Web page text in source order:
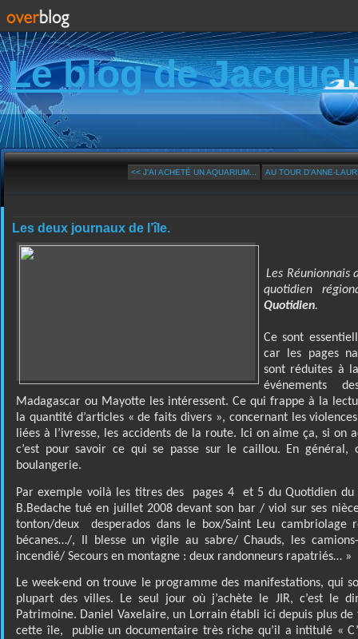
Le blog de
<< J'AI ACHETÉ UN AQUARIUM... AU TOUR D'ANNE-
Les deux journaux de l’île.
Les Réunionnais
quotidien
Quotidien.
Ce sont
car les pages
sont réduites à
événements
Madagascar ou Mayotte les intéressent. Ce qui frappe à la
la quantité d’articles « de faits divers », concernant les
liées à l’ivresse, les accidents de la route. Ici on aime ça, si on
c’est pour savoir ce qui se passe sur le caillou. En
boulangerie.
Par exemple voilà les titres des pages 4
et 5 du Quotidien
B.Bedache tué en juillet 2008 devant son bar / viol sur ses
tonton/deux
desperados dans le box/Saint Leu cambriolage
bécanes…/, Il blesse un vigile au sabre/ Chauds, les
incendié/ Secours en montagne : deux randonneurs rapatriés… »
Le week-end on trouve le programme des manifestations, qui
plupart des villes. Le seul jour où j’achète le JIR, c’est le
Patrimoine. Daniel Vaxelaire, un Lorrain établi ici depuis plus
cette île,
publie un documentaire très riche qu’il a intitulé «